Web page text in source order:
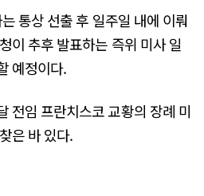
통상 선출 후 일주일 내에 이뤄
이 추후 발표하는 즉위 미사 일
예정이다.
전임 프란치스코 교황의 장례 미
은 바 있다.